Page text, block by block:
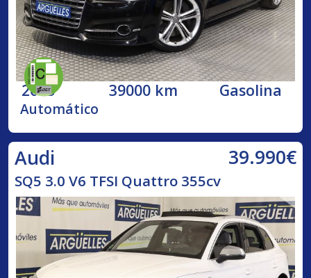
2015 39000 km Gasolina
Automático
Audi 39.990€
SQ5 3.0 V6 TFSI Quattro 355cv